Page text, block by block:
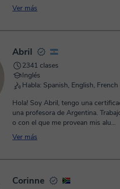
Ver más
Abril
2341 clases
Inglés
Habla: Spanish, English, French
Hola! Soy Abril, tengo una
una profesora de Argentina.
o con el que me provean mis alu...
Ver más
Corinne